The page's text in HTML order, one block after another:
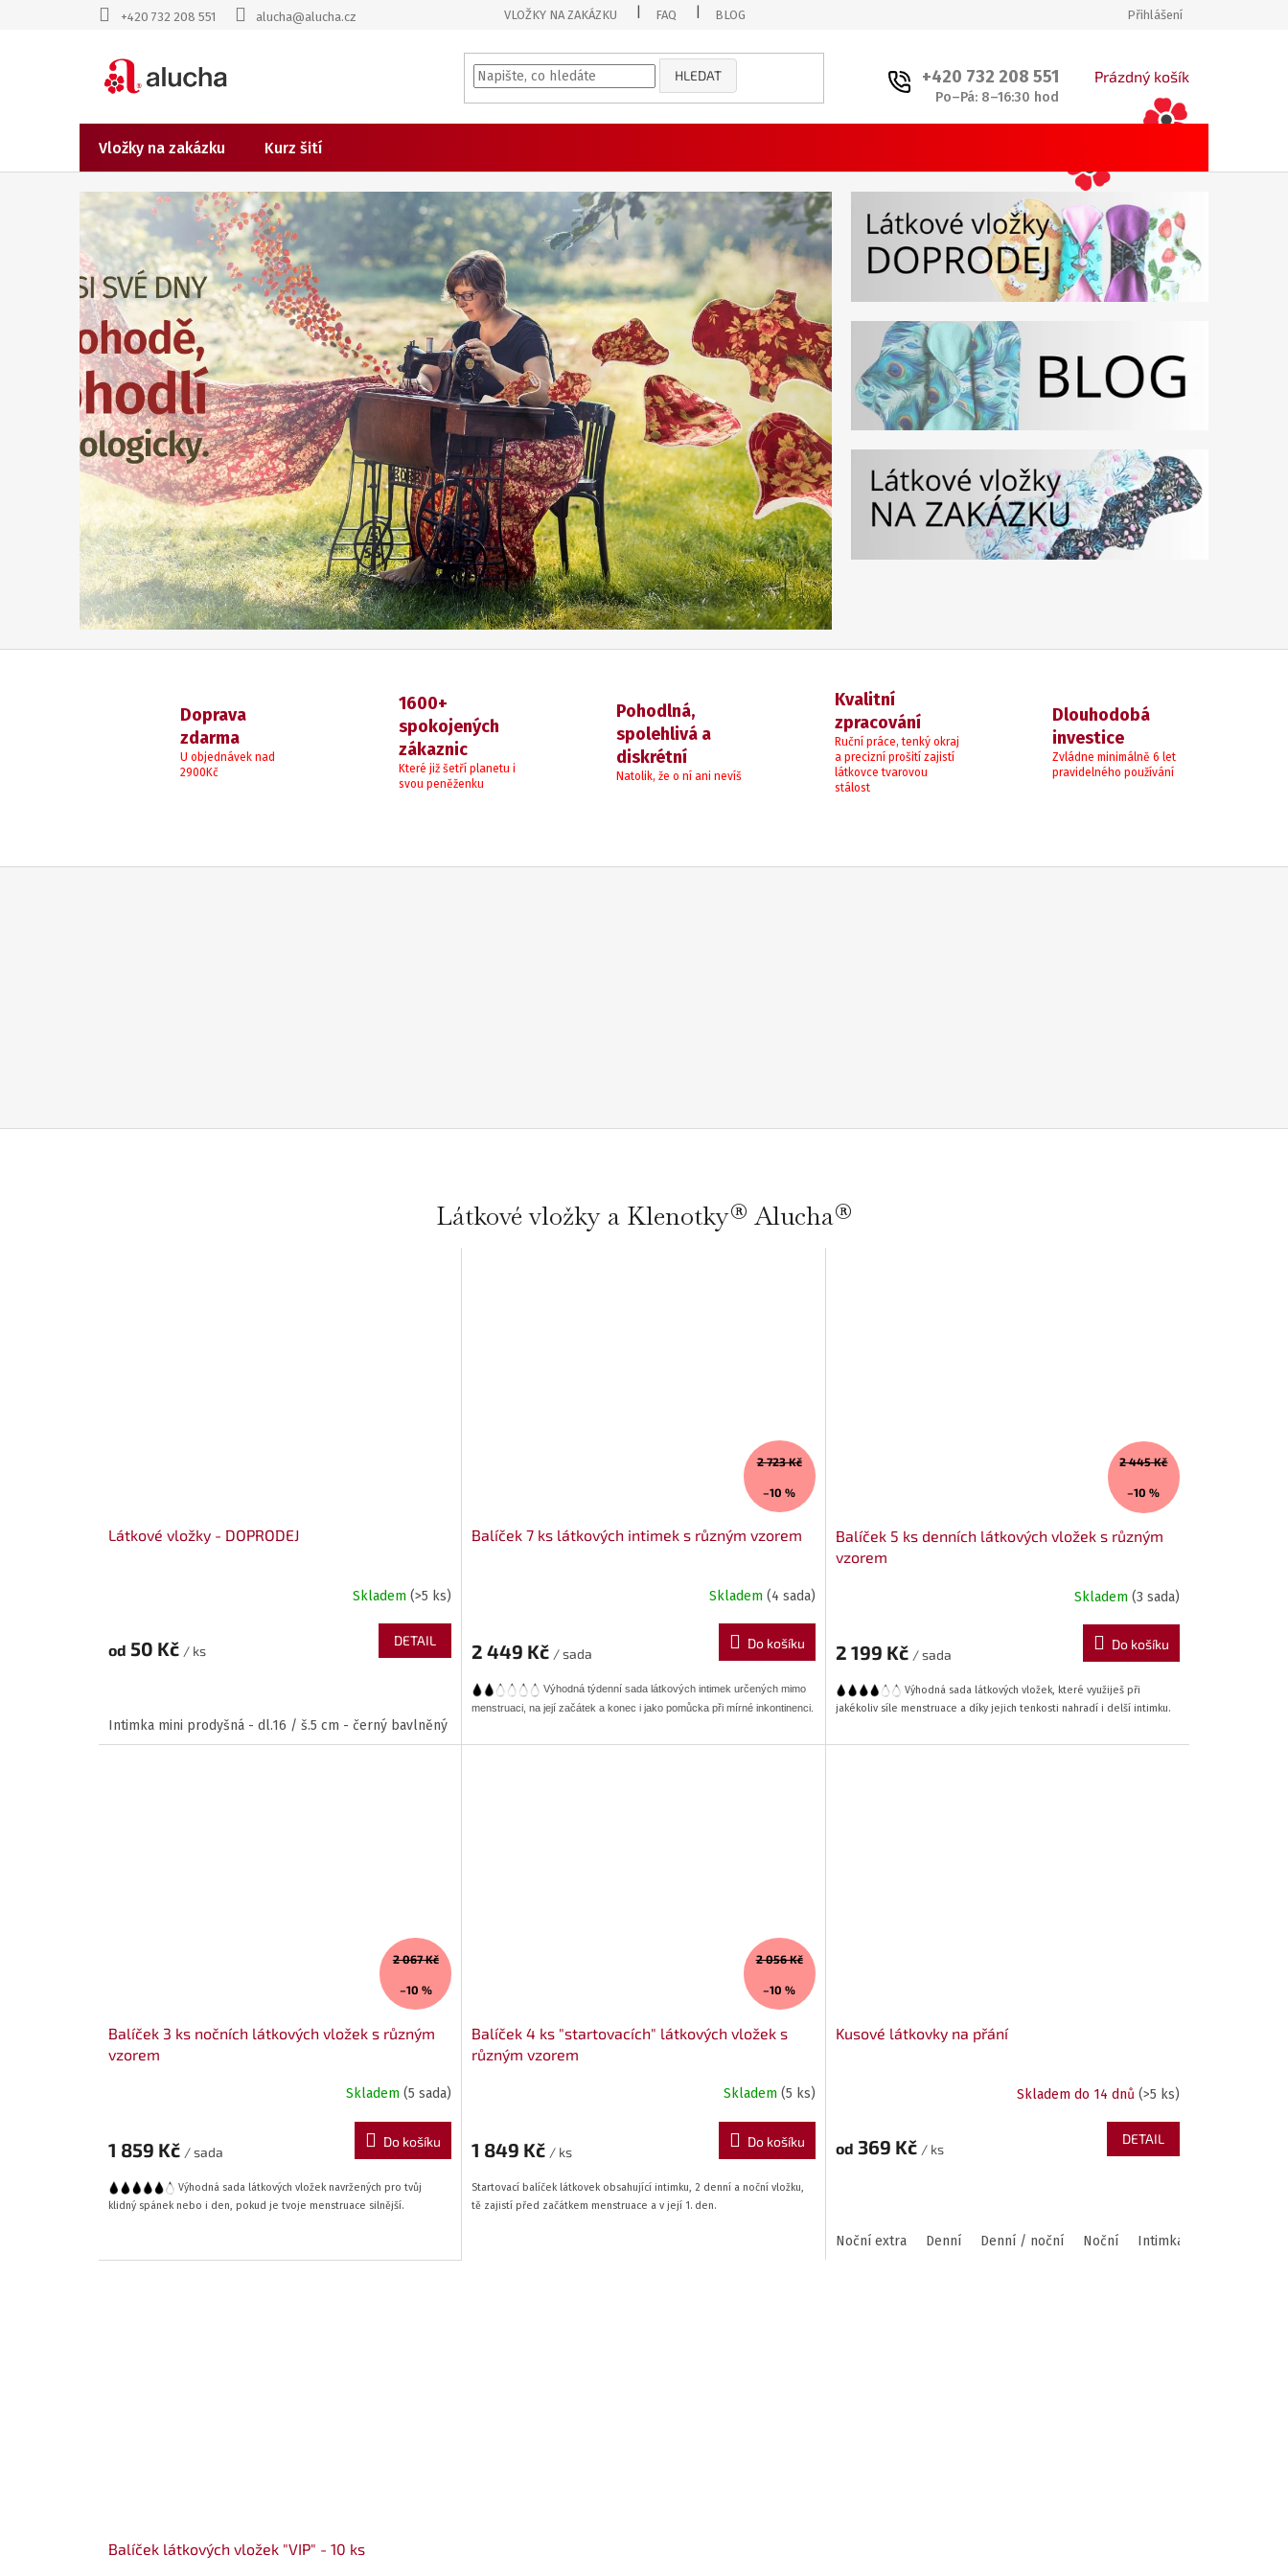
+420 732 208 551 alucha@alucha.cz VLOŽKY NA ZAKÁZKU FAQ BLOG Přihlášení
HLEDAT
NÁKUPNÍ
Prázdný košík
+420 732 208 551
Po–Pá: 8–16:30 hod
Vložky na zakázku Kurz šití
Doprava
zdarma
U objednávek nad
2900Kč
1600+
spokojených
zákaznic
Které již šetří planetu i
svou peněženku
Pohodlná,
spolehlivá a
diskrétní
Natolik, že o ní ani nevíš
Kvalitní
zpracování
Ruční práce, tenký okraj
a precizní prošití zajistí
látkovce tvarovou
stálost
Dlouhodobá
investice
Zvládne minimálně 6 let
pravidelného používání
Látkové vložky a Klenotky® Alucha®
Látkové vložky - DOPRODEJ
Skladem(>5 ks)
od 50 Kč / ks
DETAIL
Intimka mini prodyšná - dl.16 / š.5 cm - černý bavlněný úplet / černý bavlněný úplet
2 723 Kč
–10 %
Balíček 7 ks látkových intimek s různým vzorem
Skladem (4 sada)
2 449 Kč / sada
Do košíku
Výhodná týdenní sada látkových intimek určených mimo
menstruaci, na její začátek a konec i jako pomůcka při mírné inkontinenci.
2 445 Kč
–10 %
Balíček 5 ks denních látkových vložek s různým
vzorem
Skladem (3 sada)
2 199 Kč / sada
Do košíku
Výhodná sada látkových vložek, které využiješ při
jakékoliv síle menstruace a díky jejich tenkosti nahradí i delší intimku.
2 067 Kč
–10 %
Balíček 3 ks nočních látkových vložek s různým
vzorem
Skladem(5 sada)
1 859 Kč / sada
Do košíku
Výhodná sada látkových vložek navržených pro tvůj
klidný spánek nebo i den, pokud je tvoje menstruace silnější.
2 056 Kč
–10 %
Balíček 4 ks "startovacích" látkových vložek s
různým vzorem
Skladem (5 ks)
1 849 Kč / ks
Do košíku
Startovací balíček látkovek obsahující intimku, 2 denní a noční vložku,
tě zajistí před začátkem menstruace a v její 1. den.
Kusové látkovky na přání
Skladem do 14 dnů (>5 ks)
od 369 Kč / ks
DETAIL
Noční extra Denní Denní / noční Noční Intimka
Balíček látkových vložek "VIP" - 10 ks